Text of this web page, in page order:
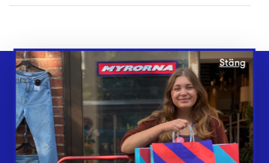
Webbshop
Butiker
Lämna in
Vårt överskott
Stäng